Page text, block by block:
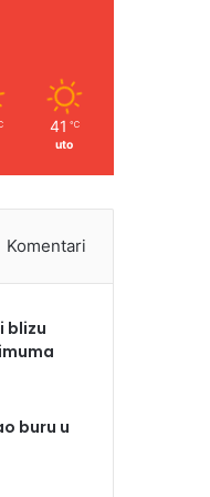
41 ℃
uto
Komentari
blizu
buru u